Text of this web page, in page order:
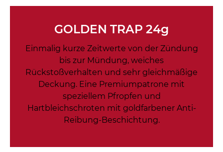
GOLDEN TRAP 24g
Einmalig kurze Zeitwerte von der Zündung
bis zur Mündung, weiches
Rückstoßverhalten und sehr gleichmäßige
Deckung. Eine Premiumpatrone mit
speziellem Pfropfen und
Hartbleichschroten mit goldfarbener Anti-
Reibung-Beschichtung.